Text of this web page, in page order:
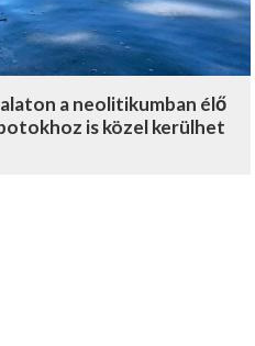
a neolitikumban élő
is közel kerülhet